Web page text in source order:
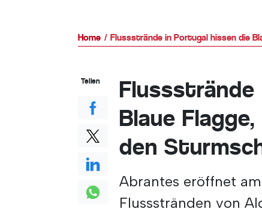
Home Flussstrände in Portugal hissen die
Blaue
den
Abrantes eröffnet
Flussstränden von
Teilen